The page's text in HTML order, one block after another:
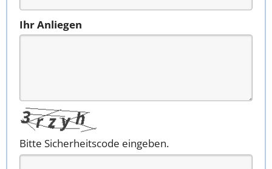
Ihr Anliegen
Bitte Sicherheitscode eingeben.